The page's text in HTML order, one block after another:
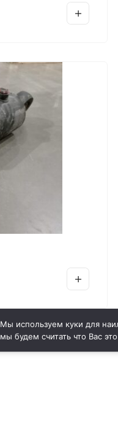
Мы используем куки для
мы будем считать что Вас